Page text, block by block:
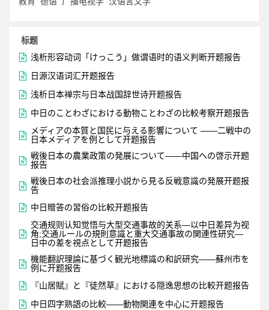
标题
 浅析形容动词「けっこう」做谓语时的语义判断开题报告
 日源汉语词汇开题报告
 浅析日本禅宗与日本战国辞世诗开题报告
 中日のことわざにおける動物ことわざの比較考察开题报告
 メディアの本質と国民に与える影響について ――二戦中の
日本メディアを例として开题报告
 戦後日本の農業政策の発展について——中国への啓示开题
报告
 戦後日本の社会派推理小説から見る反戦意識の発展开题报
告
 中日贈答の習俗の比較开题报告

交通规则认知觉悟与大型交通事故的关系—以中日差异为视
角;交通ルールの規則意識と重大交通事故の関連性研究―
日中の差を視点として开题报告
 機能翻訳理論に基づく観光地標識の和訳研究――蘇州市を
例に开题报告
 『山居賦』と『徒然草』における隠逸思想の比較开题报告
 中日四字熟語の比較――動物関連を中心に开题报告